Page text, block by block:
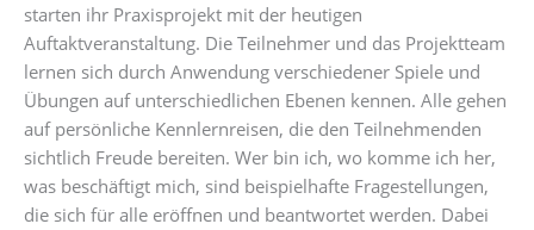
starten ihr Praxisprojekt mit der heutigen
Auftaktveranstaltung. Die Teilnehmer und das Projektteam
lernen sich durch Anwendung verschiedener Spiele und
Übungen auf unterschiedlichen Ebenen kennen. Alle gehen
auf persönliche Kennlernreisen, die den Teilnehmenden
sichtlich Freude bereiten. Wer bin ich, wo komme ich her,
was beschäftigt mich, sind beispielhafte Fragestellungen,
die sich für alle eröffnen und beantwortet werden. Dabei